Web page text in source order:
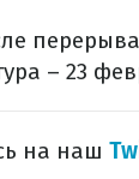
– 23
на наш​